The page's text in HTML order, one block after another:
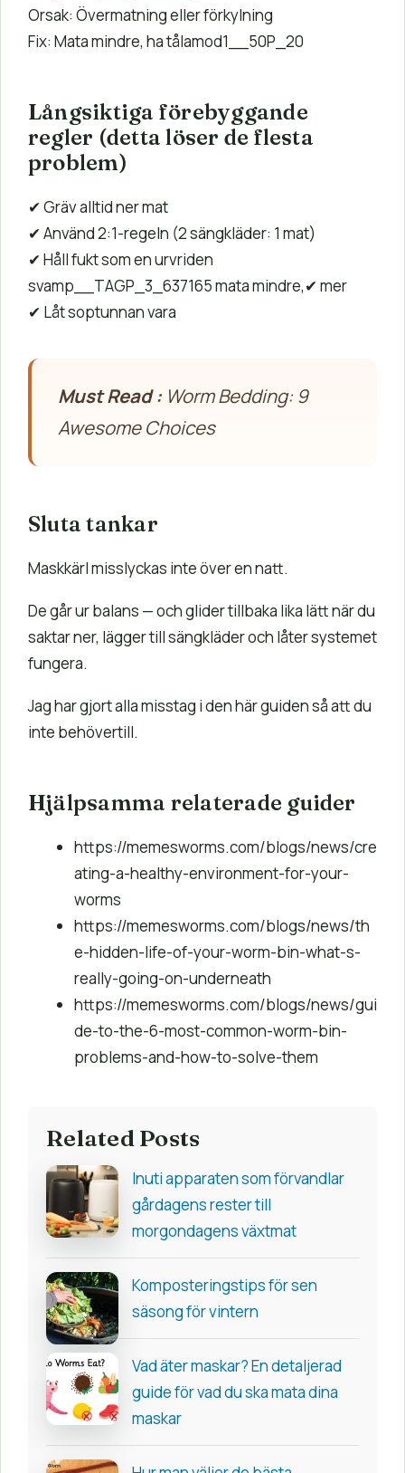
Orsak: Övermatning eller förkylning
Fix: Mata mindre, ha tålamod1__50P_20
Långsiktiga förebyggande
regler (detta löser de flesta
problem)
✔ Gräv alltid ner mat
✔ Använd 2:1-regeln (2 sängkläder: 1 mat)
✔ Håll fukt som en urvriden
svamp__TAGP_3_637165 mata mindre,✔ mer
✔ Låt soptunnan vara
Must Read :Worm Bedding: 9
Awesome Choices
Sluta tankar
Maskkärl misslyckas inte över en natt.
De går ur balans — och glider tillbaka lika lätt när du
saktar ner, lägger till sängkläder och låter systemet
fungera.
Jag har gjort alla misstag i den här guiden så att du
inte behövertill.
Hjälpsamma relaterade guider
https://memesworms.com/blogs/news/cre
ating-a-healthy-environment-for-your-
worms
https://memesworms.com/blogs/news/th
e-hidden-life-of-your-worm-bin-what-s-
really-going-on-underneath
https://memesworms.com/blogs/news/gui
de-to-the-6-most-common-worm-bin-
problems-and-how-to-solve-them
Related Posts
Inuti apparaten som förvandlar
gårdagens rester till
morgondagens växtmat
Komposteringstips för sen
säsong för vintern
Vad äter maskar? En detaljerad
guide för vad du ska mata dina
maskar